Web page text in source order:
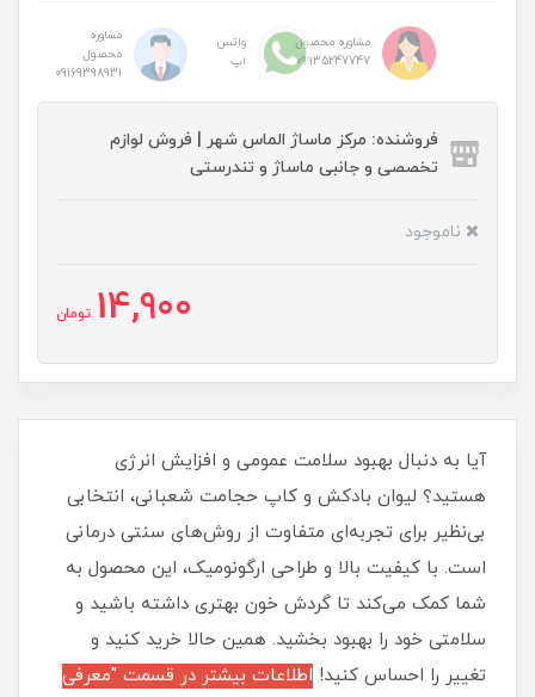
مشاوره محصول
09935247747
واتس
اپ
مشاوره
محصول
09169398931
فروشنده: مرکز ماساژ الماس شهر | فروش لوازم
تخصصی و جانبی ماساژ و تندرستی
ناموجود
14,900 تومان
آیا به دنبال بهبود سلامت عمومی و افزایش انرژی
هستید؟ لیوان بادکش و کاپ حجامت شعبانی، انتخابی
بی‌نظیر برای تجربه‌ای متفاوت از روش‌های سنتی درمانی
است. با کیفیت بالا و طراحی ارگونومیک، این محصول به
شما کمک می‌کند تا گردش خون بهتری داشته باشید و
سلامتی خود را بهبود بخشید. همین حالا خرید کنید و
تغییر را احساس کنید! اطلاعات بیشتر در قسمت "معرفی